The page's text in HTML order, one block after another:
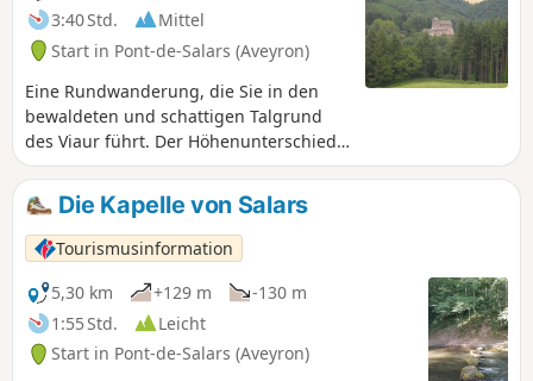
3:40 Std.
Mittel
Start in Pont-de-Salars (Aveyron)
Eine Rundwanderung, die Sie in den
bewaldeten und schattigen Talgrund
des Viaur führt. Der Höhenunterschied
ist recht groß, aber die
Sehenswürdigkeiten entlang des Weges
sind die kleine Anstrengung wert!
Die Kapelle von Salars
Tourismusinformation
5,30 km
+129 m
-130 m
1:55 Std.
Leicht
Start in Pont-de-Salars (Aveyron)